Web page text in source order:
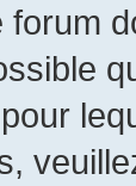
forum